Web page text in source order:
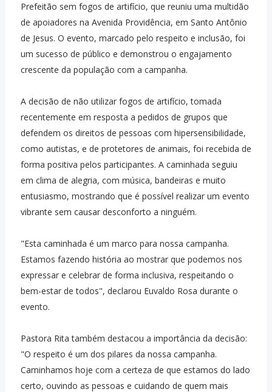
Prefeitão sem fogos de artifício, que reuniu uma multidão
de apoiadores na Avenida Providência, em Santo Antônio
de Jesus. O evento, marcado pelo respeito e inclusão, foi
um sucesso de público e demonstrou o engajamento
crescente da população com a campanha.
A decisão de não utilizar fogos de artifício, tomada
recentemente em resposta a pedidos de grupos que
defendem os direitos de pessoas com hipersensibilidade,
como autistas, e de protetores de animais, foi recebida de
forma positiva pelos participantes. A caminhada seguiu
em clima de alegria, com música, bandeiras e muito
entusiasmo, mostrando que é possível realizar um evento
vibrante sem causar desconforto a ninguém.
"Esta caminhada é um marco para nossa campanha.
Estamos fazendo história ao mostrar que podemos nos
expressar e celebrar de forma inclusiva, respeitando o
bem-estar de todos", declarou Euvaldo Rosa durante o
evento.
Pastora Rita também destacou a importância da decisão:
"O respeito é um dos pilares da nossa campanha.
Caminhamos hoje com a certeza de que estamos do lado
certo, ouvindo as pessoas e cuidando de quem mais